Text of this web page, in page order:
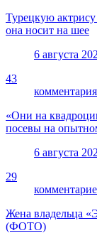
Турецкую актрису
она носит на шее
6 августа
43
комментария
«Они на
посевы на
6 августа
29
Жена владельца
(ФОТО)